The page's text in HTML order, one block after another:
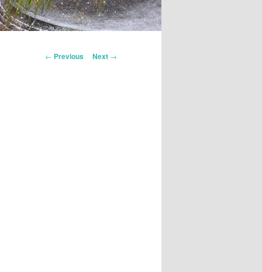
Post
← Previous Next →